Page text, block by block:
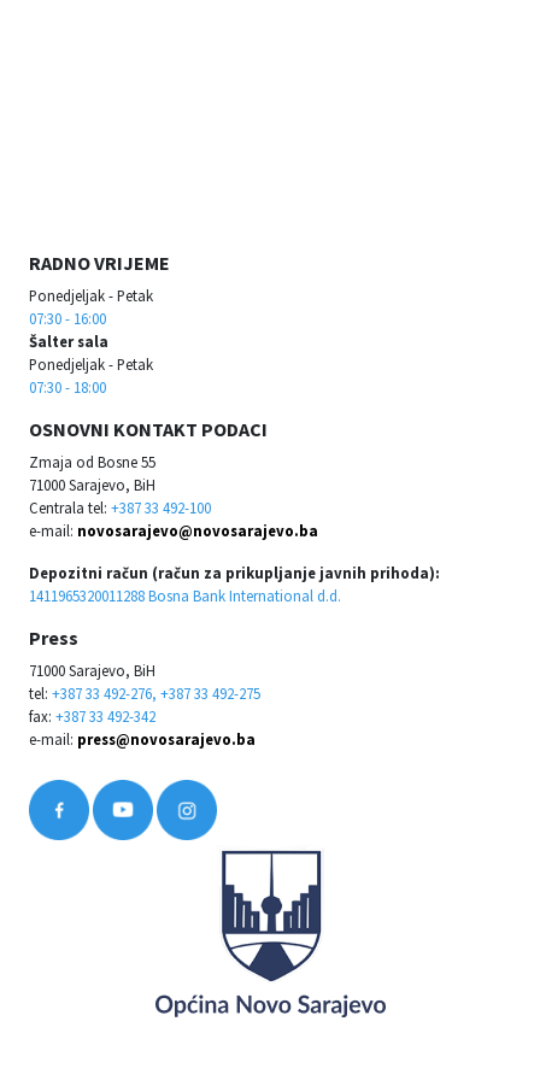
RADNO VRIJEME
Ponedjeljak - Petak
07:30 - 16:00
Šalter sala
Ponedjeljak - Petak
07:30 - 18:00
OSNOVNI KONTAKT PODACI
Zmaja od Bosne 55
71000 Sarajevo, BiH
Centrala tel: +387 33 492-100
e-mail: novosarajevo@novosarajevo.ba
Depozitni račun (račun za prikupljanje javnih prihoda):
1411965320011288 Bosna Bank International d.d.
Press
71000 Sarajevo, BiH
tel: +387 33 492-276, +387 33 492-275
fax: +387 33 492-342
e-mail: press@novosarajevo.ba